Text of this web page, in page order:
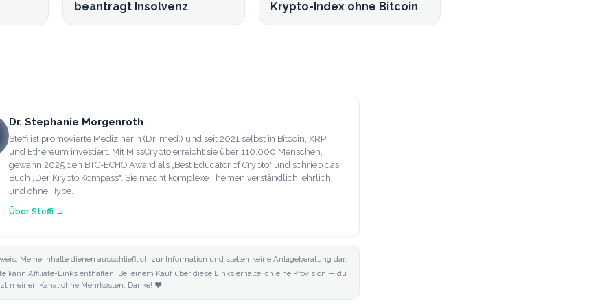
beantragt Insolvenz Krypto-Index ohne Bitcoin
Dr. Stephanie Morgenroth
Steffi ist promovierte Medizinerin (Dr. med.) und seit 2021 selbst in Bitcoin, XRP
und Ethereum investiert. Mit MissCrypto erreicht sie über 110.000 Menschen,
gewann 2025 den BTC-ECHO Award als „Best Educator of Crypto" und schrieb das
Buch „Der Krypto Kompass". Sie macht komplexe Themen verständlich, ehrlich
und ohne Hype.
Über Steffi →
Meine Inhalte dienen ausschließlich zur Information und stellen keine Anlageberatung dar.
kann Affiliate-Links enthalten. Bei einem Kauf über diese Links erhalte ich eine Provision — du
meinen Kanal ohne Mehrkosten. Danke! ❤️